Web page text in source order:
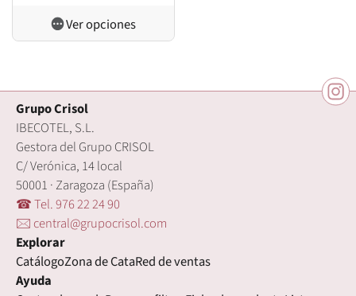
suministrar en rollo o a
medida. Precio por metros.
Ver opciones
Grupo Crisol
IBECOTEL, S.L.
Gestora del Grupo CRISOL
C/ Verónica, 14 local
50001 · Zaragoza (España)
☎ Tel. 976 22 24 90
🖂 central@grupocrisol.com
Explorar
CatálogoZona de CataRed de ventas
Ayuda